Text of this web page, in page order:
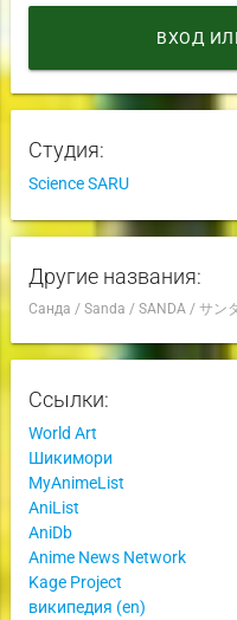
ВХОД
Студия:
Science SARU
Другие названия:
Санда / Sanda / SANDA/ サン
Ссылки:
World Art
Шикимори
MyAnimeList
AniList
AniDb
Anime News Network
Kage Project
википедия (en)